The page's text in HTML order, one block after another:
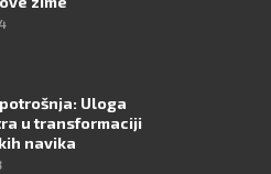
Uloga
u transformaciji
navika